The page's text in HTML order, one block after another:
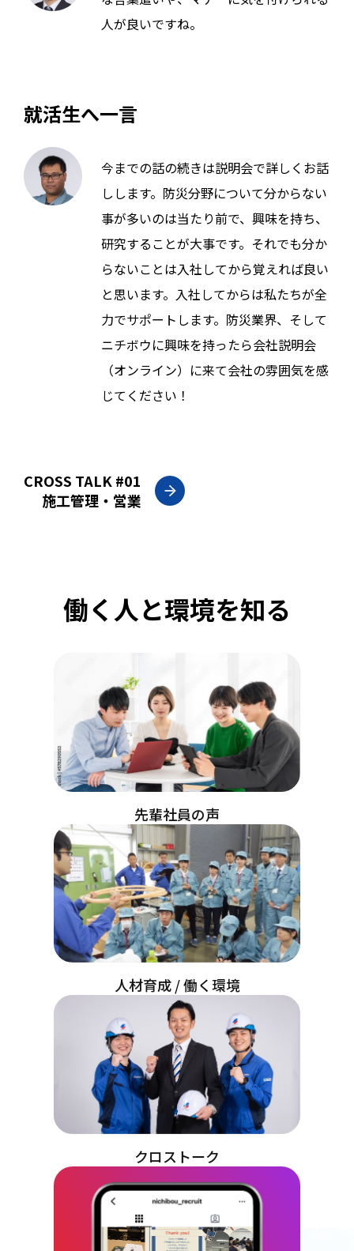
人が良いですね。
就活生へ一言
今までの話の続きは説明会で詳しくお話
しします。防災分野について分からない
事が多いのは当たり前で、興味を持ち、
研究することが大事です。それでも分か
らないことは入社してから覚えれば良い
と思います。入社してからは私たちが全
力でサポートします。防災業界、そして
ニチボウに興味を持ったら会社説明会
（オンライン）に来て会社の雰囲気を感
じてください！
CROSS TALK #01
施工管理・営業
働く人と環境を知る
先輩社員の声
人材育成 / 働く環境
クロストーク